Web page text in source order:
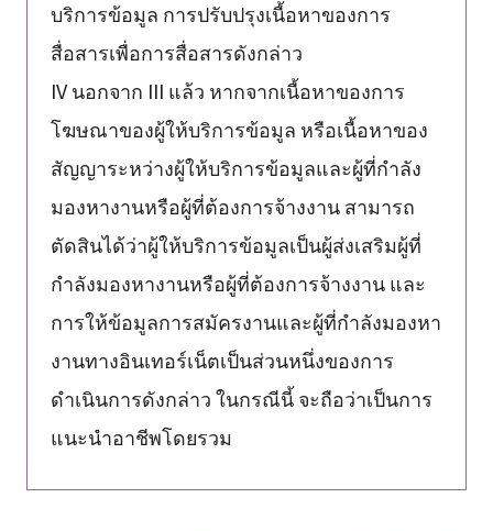
บริการข้อมูล การปรับปรุงเนื้อหาของการ
สื่อสารเพื่อการสื่อสารดังกล่าว
IV นอกจาก III แล้ว หากจากเนื้อหาของการ
โฆษณาของผู้ให้บริการข้อมูล หรือเนื้อหาของ
สัญญาระหว่างผู้ให้บริการข้อมูลและผู้ที่กำลัง
มองหางานหรือผู้ที่ต้องการจ้างงาน สามารถ
ตัดสินได้ว่าผู้ให้บริการข้อมูลเป็นผู้ส่งเสริมผู้ที่
กำลังมองหางานหรือผู้ที่ต้องการจ้างงาน และ
การให้ข้อมูลการสมัครงานและผู้ที่กำลังมองหา
งานทางอินเทอร์เน็ตเป็นส่วนหนึ่งของการ
ดำเนินการดังกล่าว ในกรณีนี้ จะถือว่าเป็นการ
แนะนำอาชีพโดยรวม